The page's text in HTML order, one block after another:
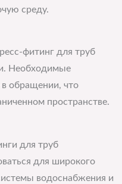
среду.
фитинг для труб
Необходимые
обращении, что
пространстве.
для труб
для широкого
водоснабжения и